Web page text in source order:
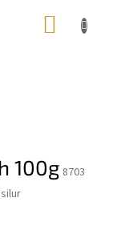
100g 8703